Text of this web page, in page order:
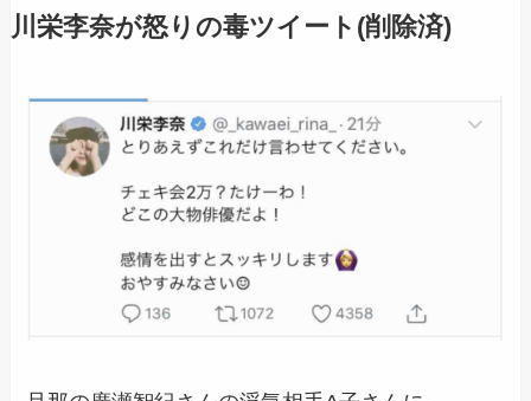
川栄李奈が怒りの毒ツイート(削除済)